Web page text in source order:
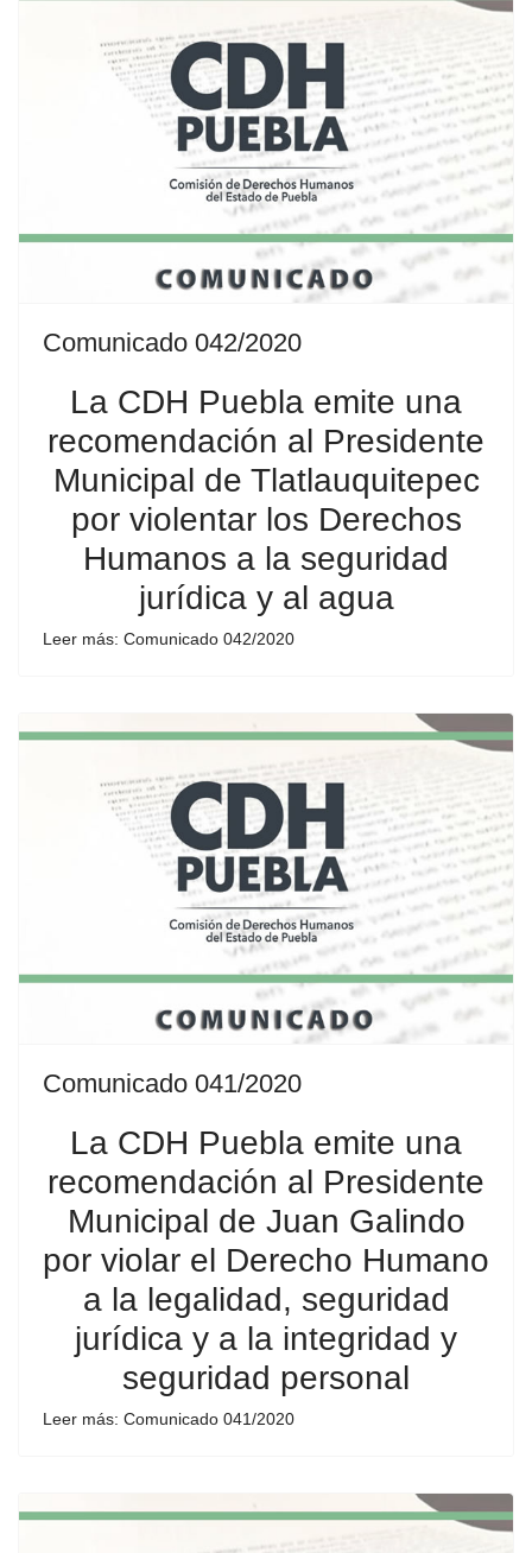
Comunicado 042/2020
La CDH Puebla emite una
recomendación al Presidente
Municipal de Tlatlauquitepec
por violentar los Derechos
Humanos a la seguridad
jurídica y al agua
Leer más: Comunicado 042/2020
Comunicado 041/2020
La CDH Puebla emite una
recomendación al Presidente
Municipal de Juan Galindo
por violar el Derecho Humano
a la legalidad, seguridad
jurídica y a la integridad y
seguridad personal
Leer más: Comunicado 041/2020